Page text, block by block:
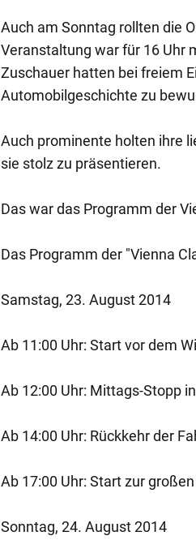
Auch am Sonntag rollten die
Veranstaltung war für 16 Uhr
Zuschauer hatten bei freiem
Automobilgeschichte zu
Auch prominente holten ihre
sie stolz zu präsentieren.
Das war das Programm der
Das Programm der "Vienna
Samstag, 23. August 2014
Ab 11:00 Uhr: Start vor dem
Ab 12:00 Uhr: Mittags-Stopp
Ab 14:00 Uhr: Rückkehr der
Ab 17:00 Uhr: Start zur
Sonntag, 24. August 2014